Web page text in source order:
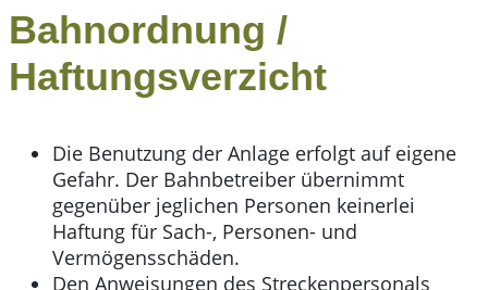
Bahnordnung /
Haftungsverzicht
Die Benutzung der Anlage erfolgt auf eigene
Gefahr. Der Bahnbetreiber übernimmt
gegenüber jeglichen Personen keinerlei
Haftung für Sach-, Personen- und
Vermögensschäden.
Den Anweisungen des Streckenpersonals